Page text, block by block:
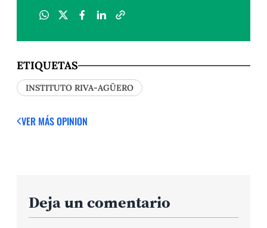
ETIQUETAS
INSTITUTO RIVA-AGÜERO
VER MÁS OPINION
Deja un comentario